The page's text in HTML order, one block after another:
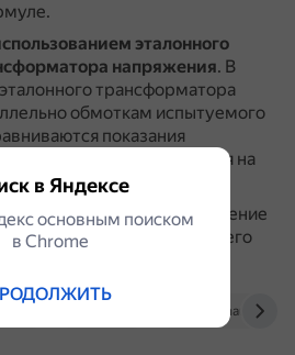
эталонного
напряжения. В
трансформатора
обмоткам испытуемого
показания
величины напряжения на
измерений сопротивление
0,1% внутреннего
web.snauka.ru
в Яндексе
основным поиском
в Сhrome